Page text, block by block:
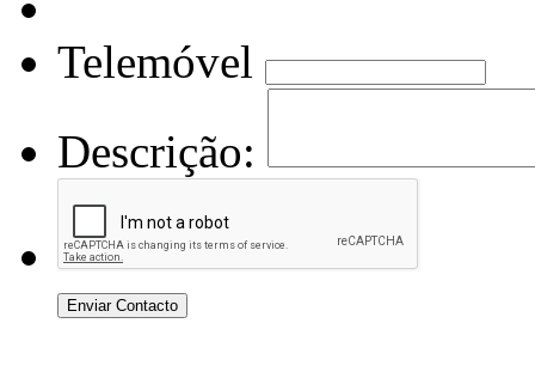
Telemóvel
Descrição:
Enviar Contacto